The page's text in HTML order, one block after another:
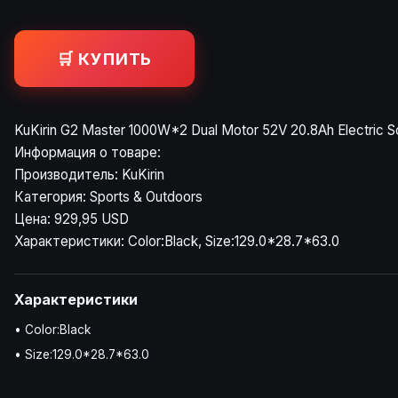
🛒 КУПИТЬ
KuKirin G2 Master 1000W*2 Dual Motor 52V 20.8Ah Electric
Информация о товаре:
Производитель: KuKirin
Категория: Sports & Outdoors
Цена: 929,95 USD
Характеристики: Color:Black, Size:129.0*28.7*63.0
Характеристики
• Color:Black
• Size:129.0*28.7*63.0